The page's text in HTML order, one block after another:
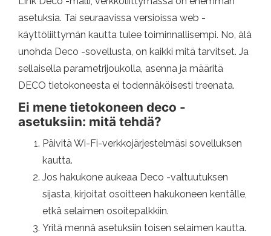
asetuksia. Tai seuraavissa versioissa web -
käyttöliittymän kautta tulee toiminnallisempi. No, älä
unohda Deco -sovellusta, on kaikki mitä tarvitset. Ja
sellaisella parametrijoukolla, asenna ja määritä
DECO tietokoneesta ei todennäköisesti treenata.
Ei mene tietokoneen deco -
asetuksiin: mitä tehdä?
Päivitä Wi-Fi-verkkojärjestelmäsi sovelluksen
kautta.
Jos hakukone aukeaa Deco -valtuutuksen
sijasta, kirjoitat osoitteen hakukoneen kentälle,
etkä selaimen osoitepalkkiin.
Yritä mennä asetuksiin toisen selaimen kautta.